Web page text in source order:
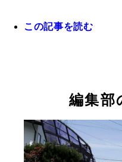
この記事を読む
編集部